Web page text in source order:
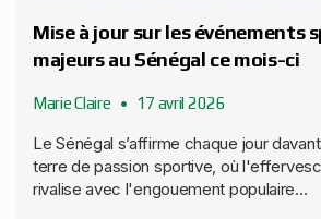
Mise à jour sur les événements
majeurs au Sénégal ce mois-ci
Marie Claire 17 avril 2026
Le Sénégal s’affirme chaque jour
terre de passion sportive, où
rivalise avec l'engouement populaire...